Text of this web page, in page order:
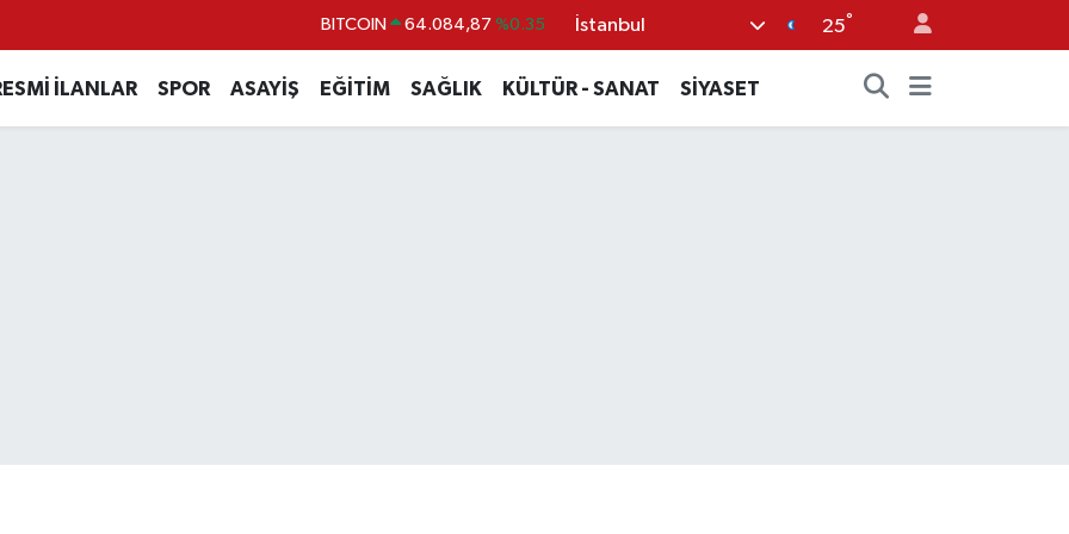
BITCOIN 64.084,87 %0.35 İstanbul 25°
İLANLAR SPOR ASAYİŞ EĞİTİM SAĞLIK KÜLTÜR - SANAT SİYASET